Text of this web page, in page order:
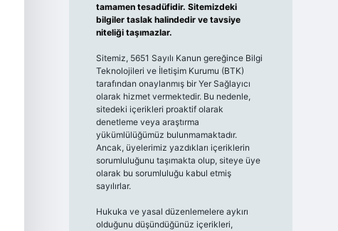
tamamen tesadüfidir. Sitemizdeki
bilgiler taslak halindedir ve tavsiye
niteliği taşımazlar.
Sitemiz, 5651 Sayılı Kanun gereğince Bilgi
Teknolojileri ve İletişim Kurumu (BTK)
tarafından onaylanmış bir Yer Sağlayıcı
olarak hizmet vermektedir. Bu nedenle,
sitedeki içerikleri proaktif olarak
denetleme veya araştırma
yükümlülüğümüz bulunmamaktadır.
Ancak, üyelerimiz yazdıkları içeriklerin
sorumluluğunu taşımakta olup, siteye üye
olarak bu sorumluluğu kabul etmiş
sayılırlar.
Hukuka ve yasal düzenlemelere aykırı
olduğunu düşündüğünüz içerikleri,